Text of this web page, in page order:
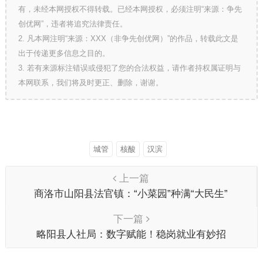
有，未经本网授权不得转载。已经本网授权，必须注明“来源：争先
创优网”，违者将追究法律责任。
2. 凡本网注明“来源：XXX（非争先创优网）”的作品，转载此文是
出于传递更多信息之目的。
3. 若有来源标注错误或侵犯了您的合法权益，请作者持权属证明与
本网联系，我们将及时更正、删除，谢谢。
城管 核酸 汉滨
上一篇
商洛市山阳县法官镇：“小菜园”种满“大民生”
下一篇
略阳县人社局：数字赋能！稳岗就业有妙招